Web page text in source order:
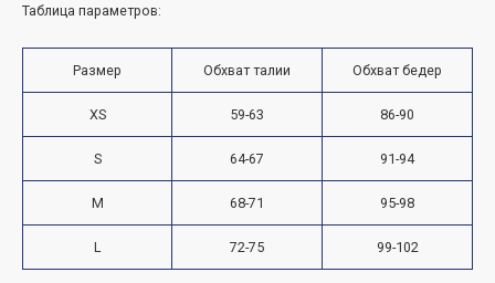
Таблица параметров:
Размер Обхват талии Обхват бедер
XS 59-63 86-90
S 64-67 91-94
M 68-71 95-98
L 72-75 99-102